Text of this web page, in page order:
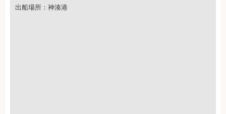
出船場所：神湊港